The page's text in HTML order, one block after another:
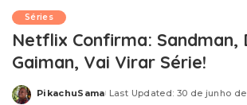
Séries
Netflix Confirma: Sandman,
Gaiman, Vai Virar Série!
Posted
PikachuSama Last Updated: 30 de junho de